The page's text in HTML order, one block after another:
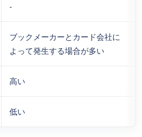
-
ブックメーカーとカード会社に
よって発生する場合が多い
高い
低い